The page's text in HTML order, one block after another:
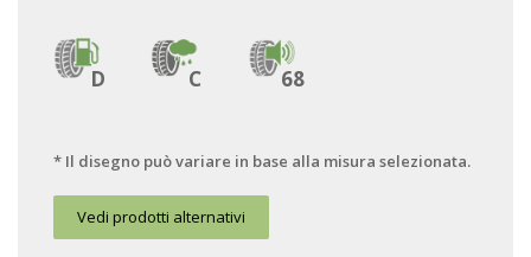
D C 68
* Il disegno può variare in base alla misura selezionata.
Vedi prodotti alternativi